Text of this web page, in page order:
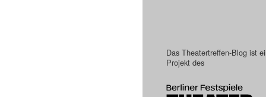
Das Theatertreffen-Blog ist
Projekt des